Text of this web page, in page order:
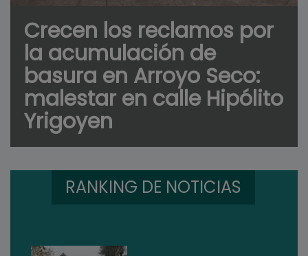
Crecen los reclamos por
la acumulación de
basura en Arroyo Seco:
malestar en calle Hipólito
Yrigoyen
RANKING DE NOTICIAS